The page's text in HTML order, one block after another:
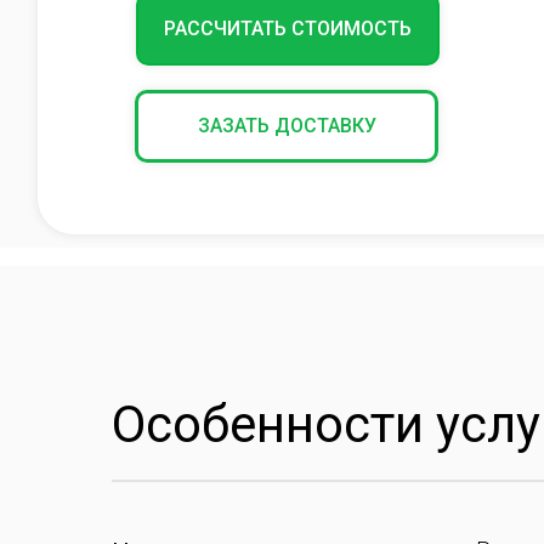
РАССЧИТАТЬ СТОИМОСТЬ
ЗАЗАТЬ ДОСТАВКУ
Особенности